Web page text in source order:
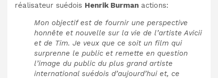
réalisateur suédois Henrik Burman actions:
Mon objectif est de fournir une perspective
honnête et nouvelle sur la vie de l’artiste Avicii
et de Tim. Je veux que ce soit un film qui
surprenne le public et remette en question
l’image du public du plus grand artiste
international suédois d’aujourd’hui et, ce